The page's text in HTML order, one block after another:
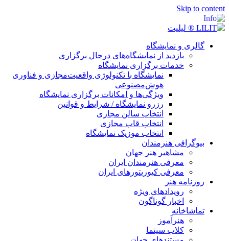
Skip to content
گالری و نمایشگاه
بازدید از نمایشگاه‌های درحال برگزاری
خدمات برگزاری نمایشگاه
نمایشگاه با تکنولوژی واقعیت‌مجازی و فناوری
هوش‌مصنوعی
ویژگی‌ها و امکانات برگزاری نمایشگاه
رزرو نمایشگاه / شرایط و قوانین
انتخاب سالن مجازی
انتخاب قاب مجازی
انتخاب موزیک نمایشگاه
بیوگرافی هنرمندان
مشاهیر هنر جهان
معرفی هنرمندان ایران
معرفی کیوریتورهای ایران
روزنامه هنر
رویدادهای ویژه
اخبار گوناگون
تماشاخانه
هنرآموز
کلاب سینما